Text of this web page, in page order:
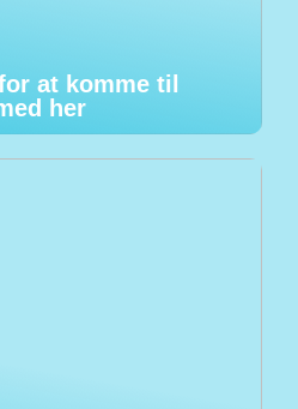
at komme til
her